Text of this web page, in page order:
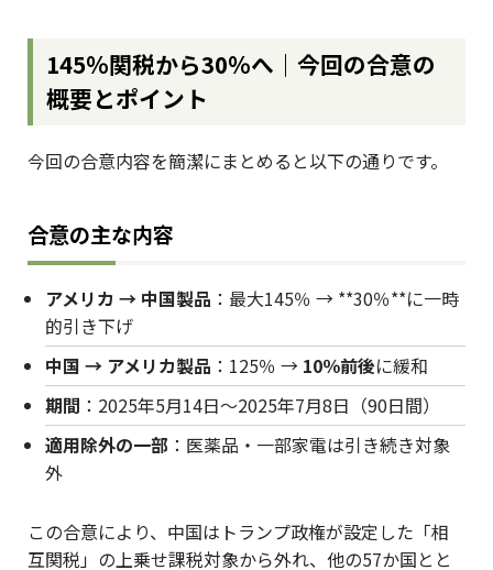
145％関税から30％へ｜今回の合意の
概要とポイント
今回の合意内容を簡潔にまとめると以下の通りです。
合意の主な内容
アメリカ → 中国製品 ：最大145％ → **30％**に一時
的引き下げ
中国 → アメリカ製品 ：125％ → 10％前後に緩和
期間 ：2025年5月14日～2025年7月8日（90日間）
適用除外の一部 ：医薬品・一部家電は引き続き対象
外
この合意により、中国はトランプ政権が設定した「相
互関税」の上乗せ課税対象から外れ、他の57か国とと